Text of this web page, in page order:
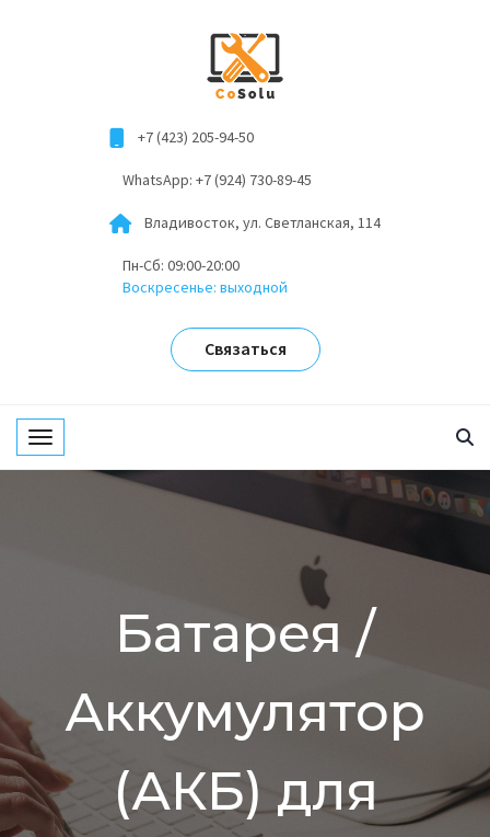
+7 (423) 205-94-50
WhatsApp: +7 (924) 730-89-45
Владивосток, ул. Светланская, 114
Пн-Сб: 09:00-20:00
Воскресенье: выходной
Связаться
Toggle navigation
Батарея /
Аккумулятор
(АКБ) для